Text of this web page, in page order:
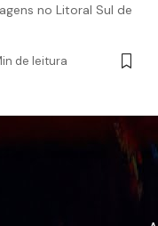
no Litoral Sul de
de leitura